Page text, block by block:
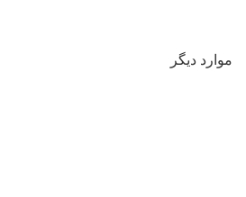
موارد دیگر